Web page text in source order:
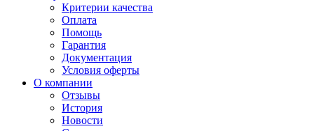
Критерии качества
Оплата
Помощь
Гарантия
Документация
Условия оферты
О компании
Отзывы
История
Новости